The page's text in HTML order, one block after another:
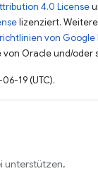
4.0 License
lizenziert.
von Google
Oracle und/oder
19 (UTC).
unterstützen,